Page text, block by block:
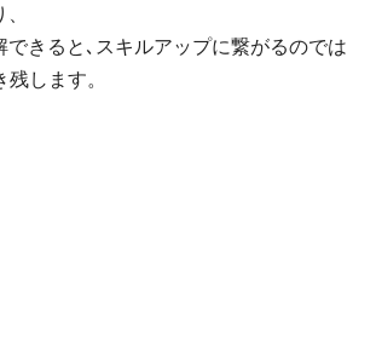
できると､スキルアップに繋がるのでは
します。